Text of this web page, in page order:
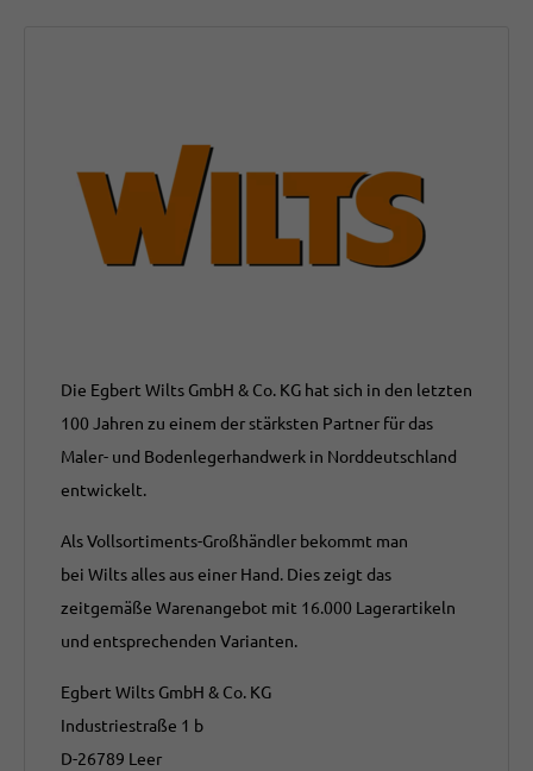
Die Egbert Wilts GmbH & Co. KG hat sich in den letzten
100 Jahren zu einem der stärksten Partner für das
Maler- und Bodenlegerhandwerk in Norddeutschland
entwickelt.
Als Vollsortiments-Großhändler bekommt man
bei Wilts alles aus einer Hand. Dies zeigt das
zeitgemäße Warenangebot mit 16.000 Lagerartikeln
und entsprechenden Varianten.
Egbert Wilts GmbH & Co. KG
Industriestraße 1 b
D-26789 Leer